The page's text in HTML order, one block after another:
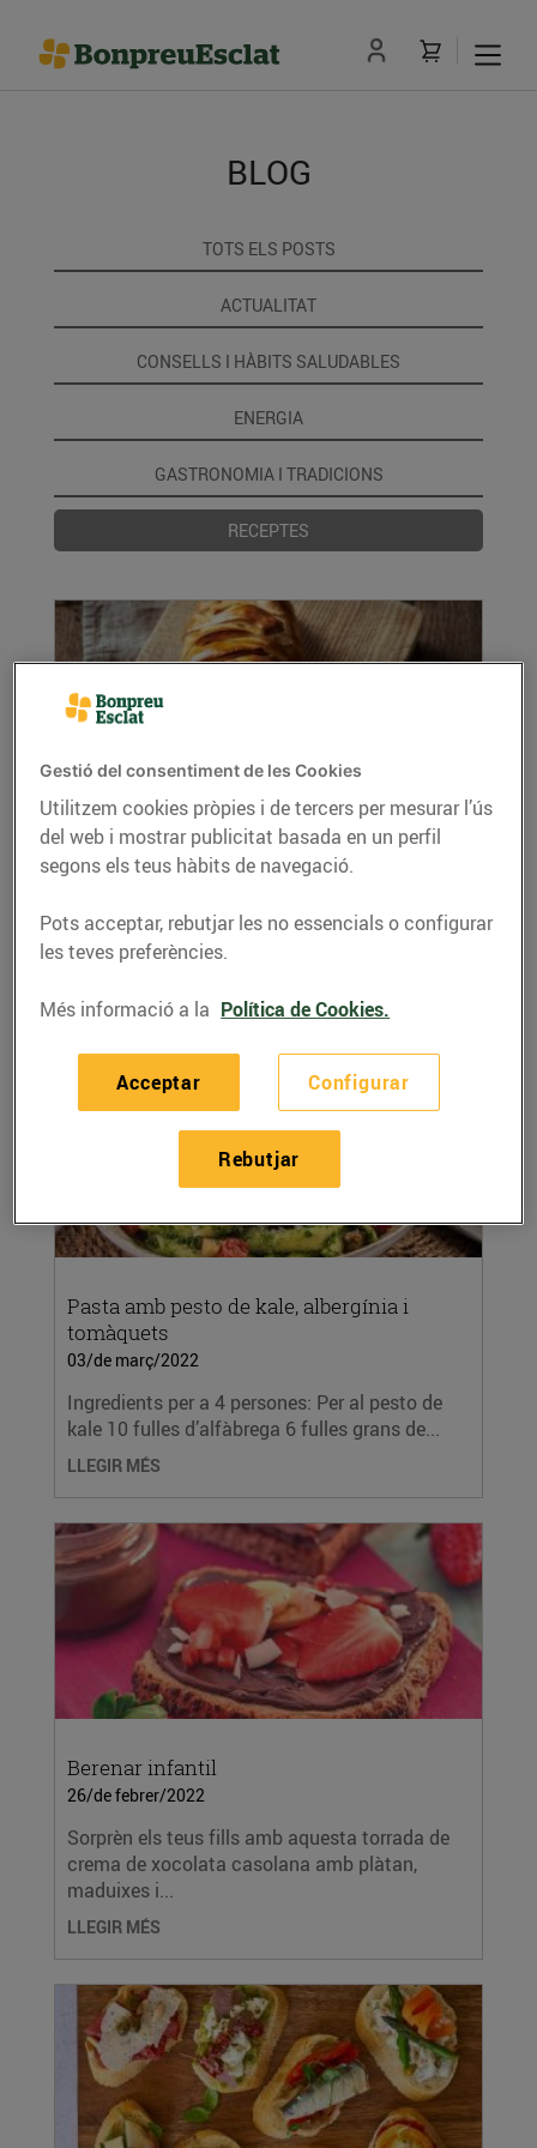
BLOG
TOTS ELS POSTS
ACTUALITAT
CONSELLS I HÀBITS SALUDABLES
ENERGIA
GASTRONOMIA I TRADICIONS
RECEPTES
Calzone de patata i gorgonzola amb nous
07/de març/2022
Ingredients per a 2 persones: 150 g de patates
pelades i tallades a rodanxes 150 g de ceba...
Pasta amb pesto de kale, albergínia i
tomàquets
03/de març/2022
Ingredients per a 4 persones: Per al pesto de
kale 10 fulles d’alfàbrega 6 fulles grans de...
LLEGIR MÉS
Berenar infantil
26/de febrer/2022
Sorprèn els teus fills amb aquesta torrada de
crema de xocolata casolana amb plàtan,
maduixes i...
LLEGIR MÉS
Gestió del consentiment de les Cookies
Utilitzem cookies pròpies i de tercers per mesurar l’ús
del web i mostrar publicitat basada en un perfil
segons els teus hàbits de navegació.
Pots acceptar, rebutjar les no essencials o configurar
les teves preferències.
Més informació a la Política de Cookies.
Configurar
Rebutjar
Acceptar